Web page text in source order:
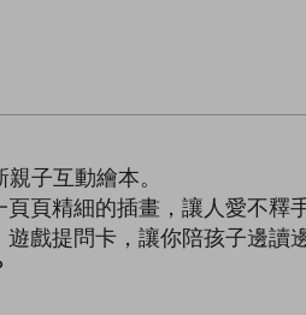
子互動繪本。
頁精細的插畫，讓人愛不釋手
戲提問卡，讓你陪孩子邊讀